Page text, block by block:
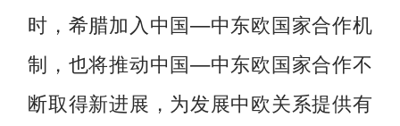
时，希腊加入中国—中东欧国家合作机
制，也将推动中国—中东欧国家合作不
断取得新进展，为发展中欧关系提供有